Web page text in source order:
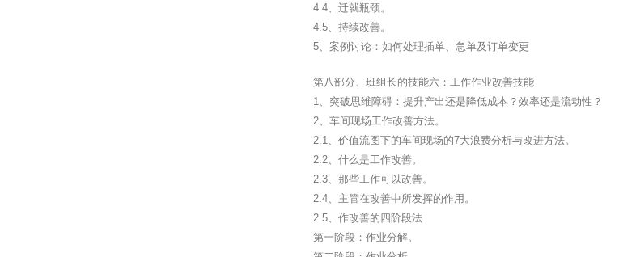
4.4、迁就瓶颈。
4.5、持续改善。
5、案例讨论：如何处理插单、急单及订单变更
第八部分、班组长的技能六：工作作业改善技能
1、突破思维障碍：提升产出还是降低成本？效率还是流动性？
2、车间现场工作改善方法。
2.1、价值流图下的车间现场的7大浪费分析与改进方法。
2.2、什么是工作改善。
2.3、那些工作可以改善。
2.4、主管在改善中所发挥的作用。
2.5、作改善的四阶段法
第一阶段：作业分解。